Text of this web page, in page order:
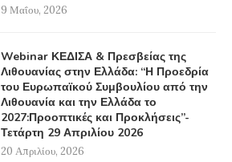
9 Μαΐου, 2026
Webinar ΚΕΔΙΣΑ & Πρεσβείας της
Λιθουανίας στην Ελλάδα: “Η Προεδρία
του Ευρωπαϊκού Συμβουλίου από την
Λιθουανία και την Ελλάδα το
2027:Προοπτικές και Προκλήσεις”-
Τετάρτη 29 Απριλίου 2026
20 Απριλίου, 2026